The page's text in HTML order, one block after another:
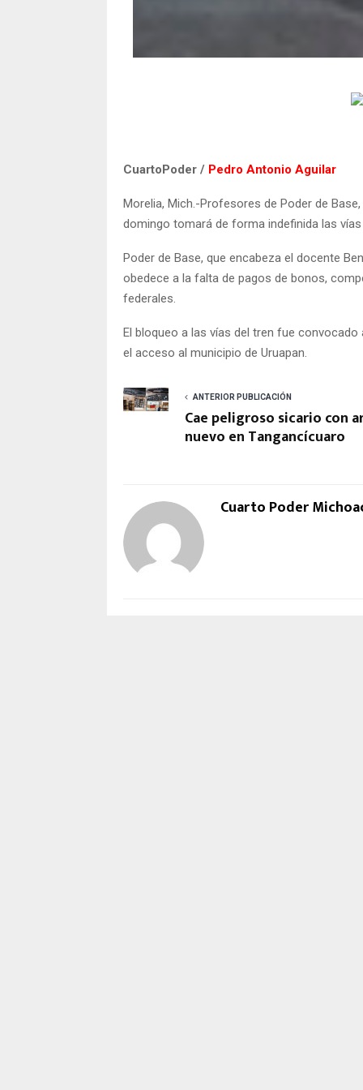
CuartoPoder / Pedro Antonio Aguilar
Morelia, Mich.-Profesores de Poder de
domingo tomará de forma indefinida las
Poder de Base, que encabeza el docente
obedece a la falta de pagos de bonos,
federales.
El bloqueo a las vías del tren fue
el acceso al municipio de Uruapan.
ANTERIOR PUBLICACIÓN
Cae peligroso sicario con
nuevo en Tangancícuaro
Cuarto Poder